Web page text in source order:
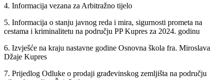
4. Informacija vezana za Arbitražno tijelo
5. Informacija o stanju javnog reda i mira, sigurnosti prometa na
cestama i kriminalitetu na području PP Kupres za 2024. godinu
6. Izvješće na kraju nastavne godine Osnovna škola fra. Miroslava
Džaje Kupres
7. Prijedlog Odluke o prodaji građevinskog zemljišta na području